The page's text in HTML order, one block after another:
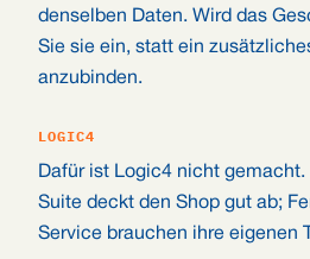
denselben Daten. Wird das
Sie sie ein, statt ein
anzubinden.
LOGIC4
Dafür ist Logic4 nicht
Suite deckt den Shop gut ab;
Service brauchen ihre eigenen